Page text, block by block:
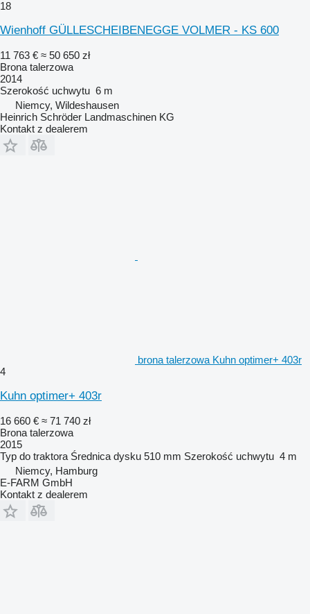
18
Wienhoff GÜLLESCHEIBENEGGE VOLMER - KS 600
11 763 € ≈ 50 650 zł
Brona talerzowa
2014
Szerokość uchwytu 6 m
Niemcy, Wildeshausen
Heinrich Schröder Landmaschinen KG
Kontakt z dealerem
brona talerzowa Kuhn optimer+ 403r
4
Kuhn optimer+ 403r
16 660 € ≈ 71 740 zł
Brona talerzowa
2015
Typ do traktora Średnica dysku 510 mm Szerokość uchwytu 4 m
Niemcy, Hamburg
E-FARM GmbH
Kontakt z dealerem